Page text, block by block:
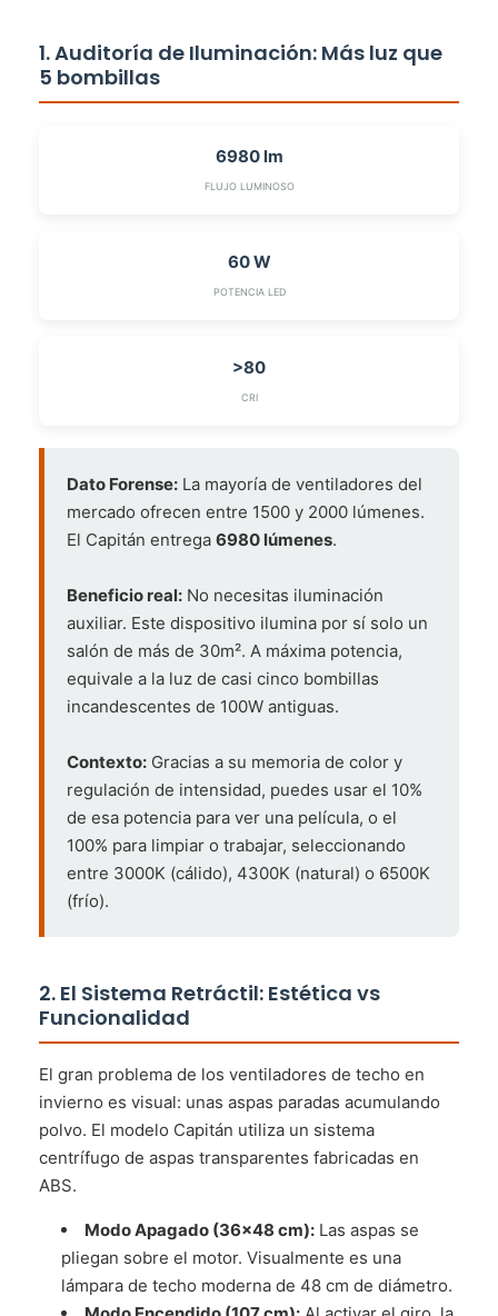
1. Auditoría de Iluminación: Más luz que
5 bombillas
6980 lm
FLUJO LUMINOSO
60 W
POTENCIA LED
>80
CRI
Dato Forense: La mayoría de ventiladores del
mercado ofrecen entre 1500 y 2000 lúmenes.
El Capitán entrega 6980 lúmenes.
Beneficio real: No necesitas iluminación
auxiliar. Este dispositivo ilumina por sí solo un
salón de más de 30m². A máxima potencia,
equivale a la luz de casi cinco bombillas
incandescentes de 100W antiguas.
Contexto: Gracias a su memoria de color y
regulación de intensidad, puedes usar el 10%
de esa potencia para ver una película, o el
100% para limpiar o trabajar, seleccionando
entre 3000K (cálido), 4300K (natural) o 6500K
(frío).
2. El Sistema Retráctil: Estética vs
Funcionalidad
El gran problema de los ventiladores de techo en
invierno es visual: unas aspas paradas acumulando
polvo. El modelo Capitán utiliza un sistema
centrífugo de aspas transparentes fabricadas en
ABS.
Modo Apagado (36x48 cm): Las aspas se
pliegan sobre el motor. Visualmente es una
lámpara de techo moderna de 48 cm de diámetro.